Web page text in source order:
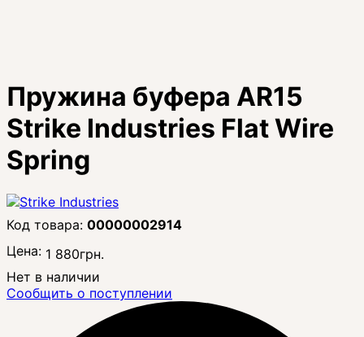
Пружина буфера AR15
Strike Industries Flat Wire
Spring
00000002914
Цена: 1 880грн.
Нет в наличии
Сообщить о поступлении